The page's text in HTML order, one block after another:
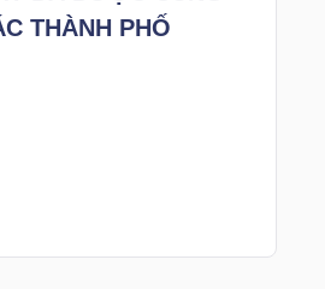
THÀNH PHỐ